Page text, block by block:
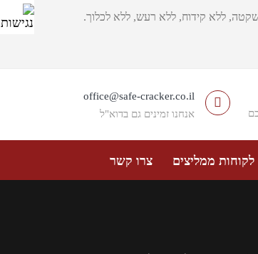
ללא קידוח, ללא רעש, ללא לכלוך.
office@safe-cracker.co.il
אנחנו זמינים גם בדוא"ל
לקוחות ממליצים צרו קשר